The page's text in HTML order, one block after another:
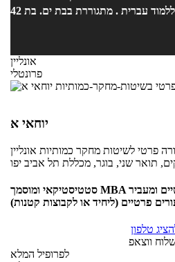
אונליין
פרונטלי
יוחאי א
פרטי לשיטות מחקר כמותיות אונליין
תואר שני, בוגר, מכללת תל אביב יפו
סטטיסטיקאי ומוסמך MBA מסייע בעיבודים סטטיסטיים ומעביר
טלפון
ווצאפ
לפרופיל המלא